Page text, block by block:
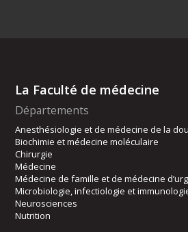
La Faculté de médecine
Départements
Anesthésiologie et de médecine de la
Biochimie et médecine moléculaire
Chirurgie
Médecine
Médecine de famille et de médecine
Microbiologie, infectiologie et
Neurosciences
Nutrition